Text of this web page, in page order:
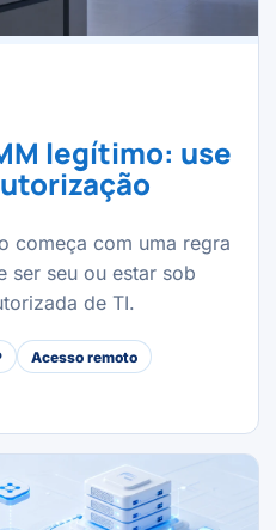
legítimo: use
começa com uma regra
ser seu ou estar sob
de TI.
Acesso remoto